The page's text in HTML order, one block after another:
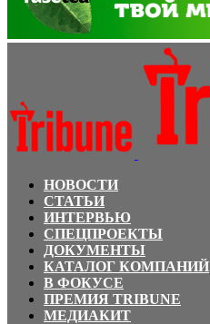
НОВОСТИ
СТАТЬИ
ИНТЕРВЬЮ
СПЕЦПРОЕКТЫ
ДОКУМЕНТЫ
КАТАЛОГ КОМПАНИЙ
В ФОКУСЕ
ПРЕМИЯ TRIBUNE
МЕДИАКИТ